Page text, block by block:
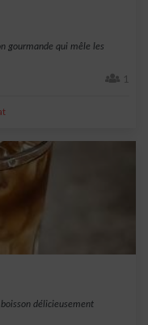
gourmande qui mêle les
1
délicieusement